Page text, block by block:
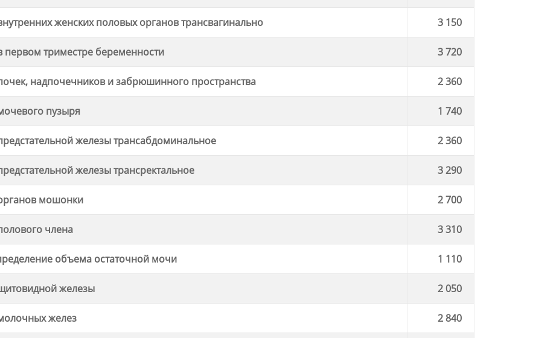
женских половых органов трансвагинально 3 150
первом триместре беременности 3 720
надпочечников и забрюшинного пpостpанства 2 360
пузыря 1 740
железы трансабдоминальное 2 360
железы трансректальное 3 290
мошонки 2 700
члена 3 310
объема остаточной мочи 1 110
железы 2 050
желез 2 840